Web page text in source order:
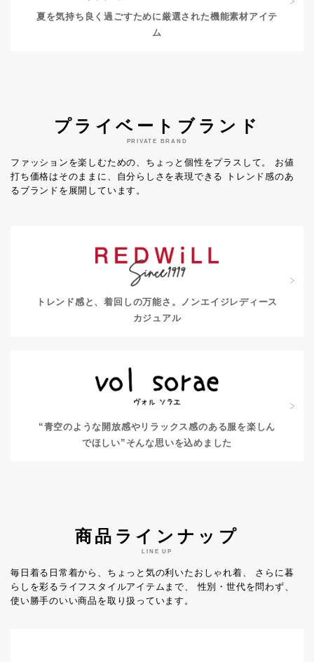
夏を気持ち良く過ごすために 厳選された機能素材アイテ
ム
プライベートブランド
PRIVATE BRAND
ファッションを楽しむための、ちょっと個性をプラスして。
お値
打ち価格はそのままに、自分らしさを表現できる
トレンド感のあ
るブランドを展開しています。
トレンド感と、着回しの万能さ。
ノンエイジレディース
カジュアル
“青空のような開放感やリラックス感のある服を楽しん
でほしい” そんな思いを込めました
商品ラインナップ
LINE UP
毎日着る日常着から、ちょっと気の利いたおしゃれ着、
さらに暮
らしを彩るライフスタイルアイテムまで、
性別・世代を問わず、
使い勝手のいい商品を取り扱っています。